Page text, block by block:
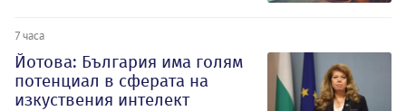
7 часа
Йотова: България има голям
потенциал в сферата на
изкуствения интелект